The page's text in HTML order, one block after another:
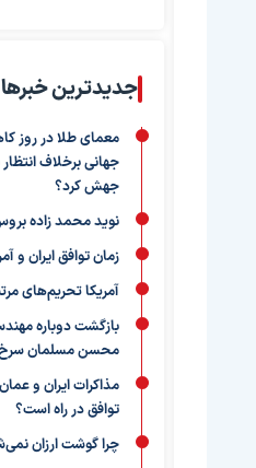
جدیدترین خبرها
معمای طلا در روز
جهش کرد؟
نوید محمد زاده
زمان توافق ایران
آمریکا تحریم‌های
بازگشت دوباره
محسن مسلمان
مذاکرات ایران و
توافق در راه است؟
چرا گوشت ارزان